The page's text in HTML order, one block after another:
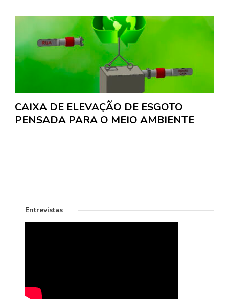
CAIXA DE ELEVAÇÃO DE ESGOTO
PENSADA PARA O MEIO AMBIENTE
Entrevistas